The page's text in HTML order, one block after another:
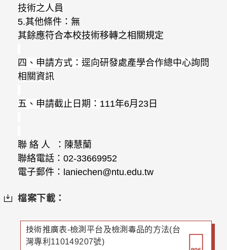
技術之人員
5.其他條件：無
其餘應符合本校技術移轉之相關規定
四、申請方式：逕向研發處產學合作總中心詢問
相關資訊
五、申請截止日期： 111年6月 23 日
聯 絡 人
：陳慧蘭
聯絡電話： 02-33669952
電子郵件： laniechen@ntu.edu.tw
檔案下載：
技術推廣表-檢測平台及檢測毒品的方法(台
灣專利110149207號)